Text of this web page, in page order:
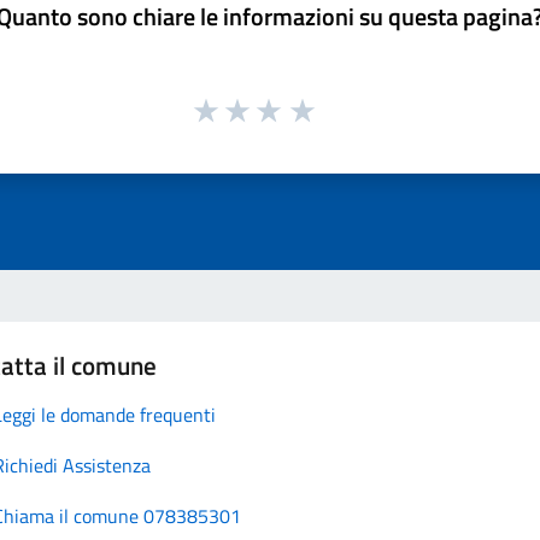
sono chiare le informazioni su questa
il comune
le domande frequenti
Assistenza
il comune 078385301